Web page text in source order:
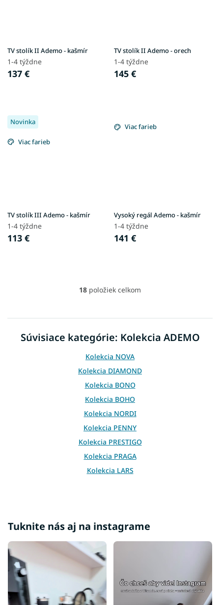
TV stolík II Ademo - kašmír
1-4 týždne
137 €
TV stolík II Ademo - orech
1-4 týždne
145 €
Novinka
Viac farieb
TV stolík III Ademo - kašmír
1-4 týždne
113 €
Viac farieb
Vysoký regál Ademo - kašmír
1-4 týždne
141 €
O
á
a
i
e
p
r
v
k
y
v
ý
p
i
s
u
18 položiek celkom
Súvisiace kategórie: Kolekcia ADEMO
Kolekcia NOVA
Kolekcia DIAMOND
Kolekcia BONO
Kolekcia BOHO
Kolekcia NORDI
Kolekcia PENNY
Kolekcia PRESTIGO
Kolekcia PRAGA
Kolekcia LARS
Kolekcia SENTO
Kolekcia SKY
Kolekcia VERDE
Kolekcia HARMONY
Kolekcia NUBIA
Kolekcia GRANDE
Tuknite nás aj na instagrame